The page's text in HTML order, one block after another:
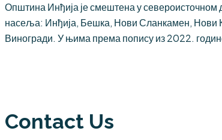
Општина Инђија је смештена у
насеља: Инђија, Бешка, Нови Сланкамен, Нови
Виногради. У њима према попису из 2022.
Contact Us